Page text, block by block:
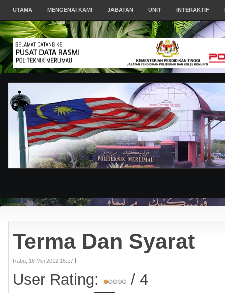
UTAMA MENGENAI KAMI JABATAN UNIT INTERAKTIF
Terma Dan Syarat
Rabu, 16 Mei 2012 16:17
User Rating: / 4